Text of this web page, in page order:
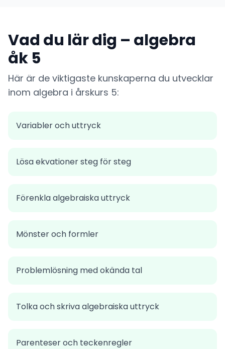
Vad du lär dig – algebra
åk 5
Här är de viktigaste kunskaperna du utvecklar
inom algebra i årskurs 5:
Variabler och uttryck
Lösa ekvationer steg för steg
Förenkla algebraiska uttryck
Mönster och formler
Problemlösning med okända tal
Tolka och skriva algebraiska uttryck
Parenteser och teckenregler